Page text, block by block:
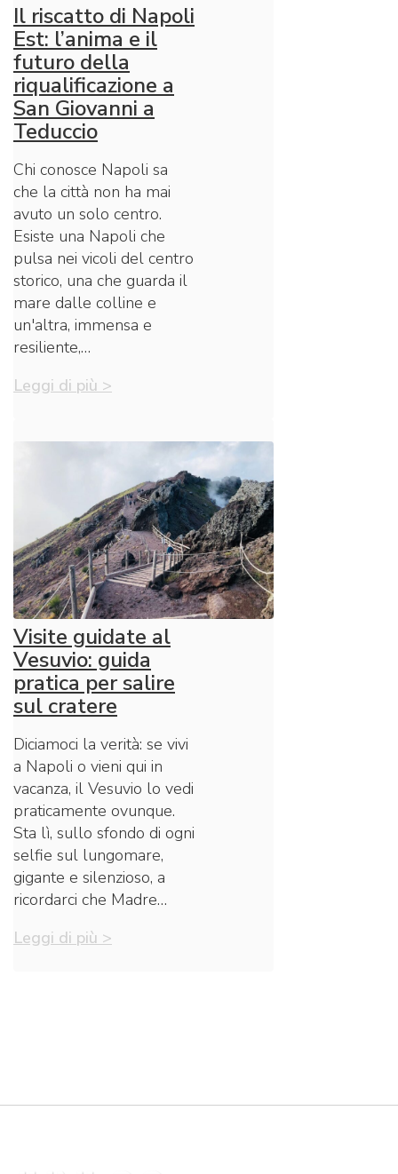
Il riscatto di Napoli
Est: l’anima e il
futuro della
riqualificazione a
San Giovanni a
Teduccio
Chi conosce Napoli sa
che la città non ha mai
avuto un solo centro.
Esiste una Napoli che
pulsa nei vicoli del centro
storico, una che guarda il
mare dalle colline e
un'altra, immensa e
resiliente,…
Leggi di più >
Visite guidate al
Vesuvio: guida
pratica per salire
sul cratere
Diciamoci la verità: se vivi
a Napoli o vieni qui in
vacanza, il Vesuvio lo vedi
praticamente ovunque.
Sta lì, sullo sfondo di ogni
selfie sul lungomare,
gigante e silenzioso, a
ricordarci che Madre…
Leggi di più >